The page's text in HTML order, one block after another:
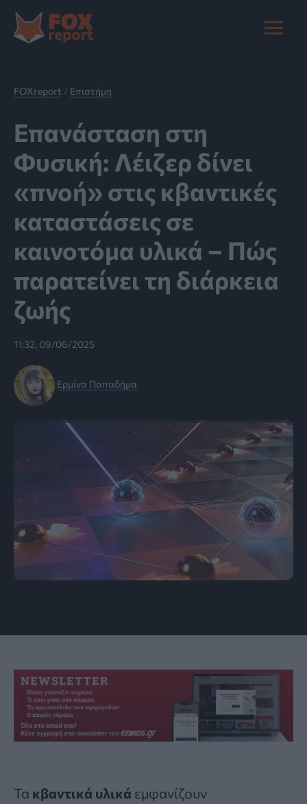
στο
περιεχόμενο
Main
FOXreport / Επιστήμη
Επανάσταση στη
Φυσική: Λέιζερ δίνει
«πνοή» στις κβαντικές
καταστάσεις σε
καινοτόμα υλικά – Πώς
παρατείνει τη διάρκεια
ζωής
11:32, 09/06/2025
Ερμίνα Παπαδήμα
Τα κβαντικά υλικά εμφανίζουν